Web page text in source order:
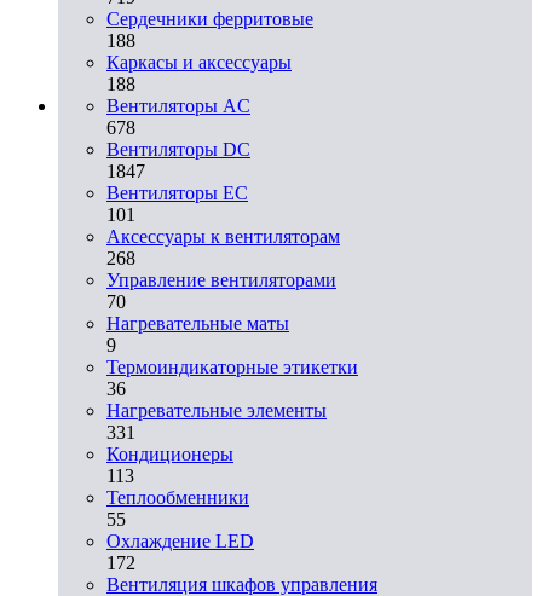
Сердечники ферритовые
188
Каркасы и аксессуары
188
Вентиляторы AC
678
Вентиляторы DC
1847
Вентиляторы EC
101
Аксессуары к вентиляторам
268
Управление вентиляторами
70
Нагревательные маты
9
Термоиндикаторные этикетки
36
Нагревательные элементы
331
Кондиционеры
113
Теплообменники
55
Охлаждение LED
172
Вентиляция шкафов управления